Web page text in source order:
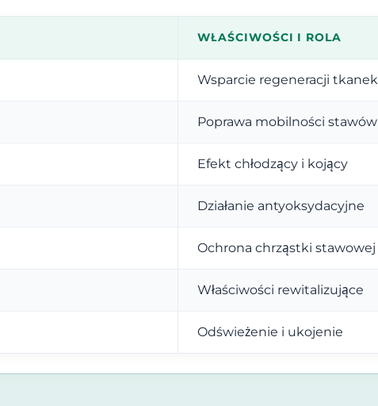
WŁAŚCIWOŚCI I ROLA
Wsparcie regeneracji tkanek
Poprawa mobilności stawów
Efekt chłodzący i kojący
Działanie antyoksydacyjne
Ochrona chrząstki stawowej
Właściwości rewitalizujące
Odświeżenie i ukojenie